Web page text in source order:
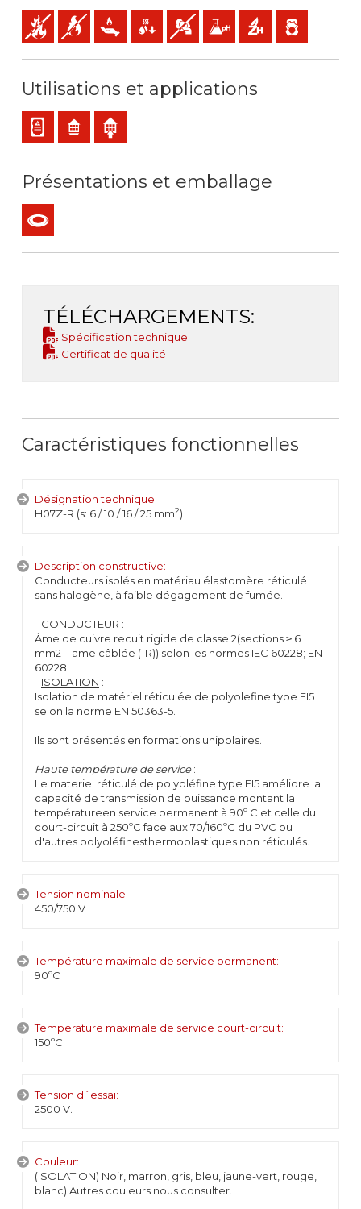
Non propagateur de l' incendie
Non propagateur de la flamme
Faible dégagement de chaleur
Faible production de gouttelettes
Faible opacité et production de
Faible acidité et conductivité
Sans halogène
Faible
Utilisations et applications
Câblage du panneau et de l'appareil
RésidentielUtilisation en intérieur
Présentations et emballage
TÉLÉCHARGEMENTS:
Spécification technique
Certificat de qualité
Caractéristiques fonctionnelles
Désignation technique:
H07Z-R (s: 6 / 10 / 16 / 25 mm2)
Description constructive:
Conducteurs isolés en matériau élastomère réticulé
sans halogène, à faible dégagement de fumée.
- CONDUCTEUR :
Âme de cuivre recuit rigide de classe 2(sections ≥ 6
mm2 – ame câblée (-R)) selon les normes IEC 60228; EN
60228.
- ISOLATION :
Isolation de matériel réticulée de polyolefine type EI5
selon la norme EN 50363-5.
Ils sont présentés en formations unipolaires.
Haute température de service:
Le materiel réticulé de polyoléfine type EI5 améliore la
capacité de transmission de puissance montant la
températureen service permanent à 90º C et celle du
court-circuit à 250ºC face aux 70/160ºC du PVC ou
d'autres polyoléfinesthermoplastiques non réticulés.
Tension nominale:
450/750 V
Température maximale de service permanent:
90ºC
Temperature maximale de service court-circuit:
150ºC
Tension d´essai:
2500 V.
Couleur:
(ISOLATION) Noir, marron, gris, bleu, jaune-vert, rouge,
blanc) Autres couleurs nous consulter.